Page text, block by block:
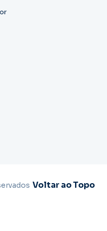
Voltar ao Topo